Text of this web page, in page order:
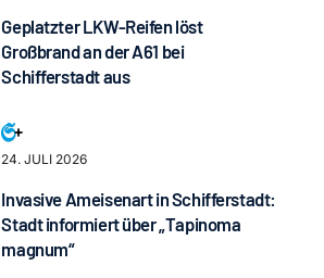
Geplatzter LKW-Reifen löst
Großbrand an der A61 bei
Schifferstadt aus
24. JULI 2026
Invasive Ameisenart in Schifferstadt:
Stadt informiert über „Tapinoma
magnum“